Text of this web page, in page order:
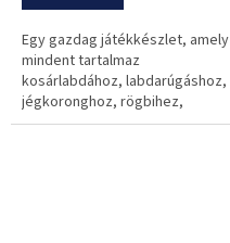
0,0
csillag.
Egy gazdag játékkészlet, amely
mindent tartalmaz
kosárlabdához, labdarúgáshoz,
jégkoronghoz, rögbihez,
rúgáshoz és dobáshoz.